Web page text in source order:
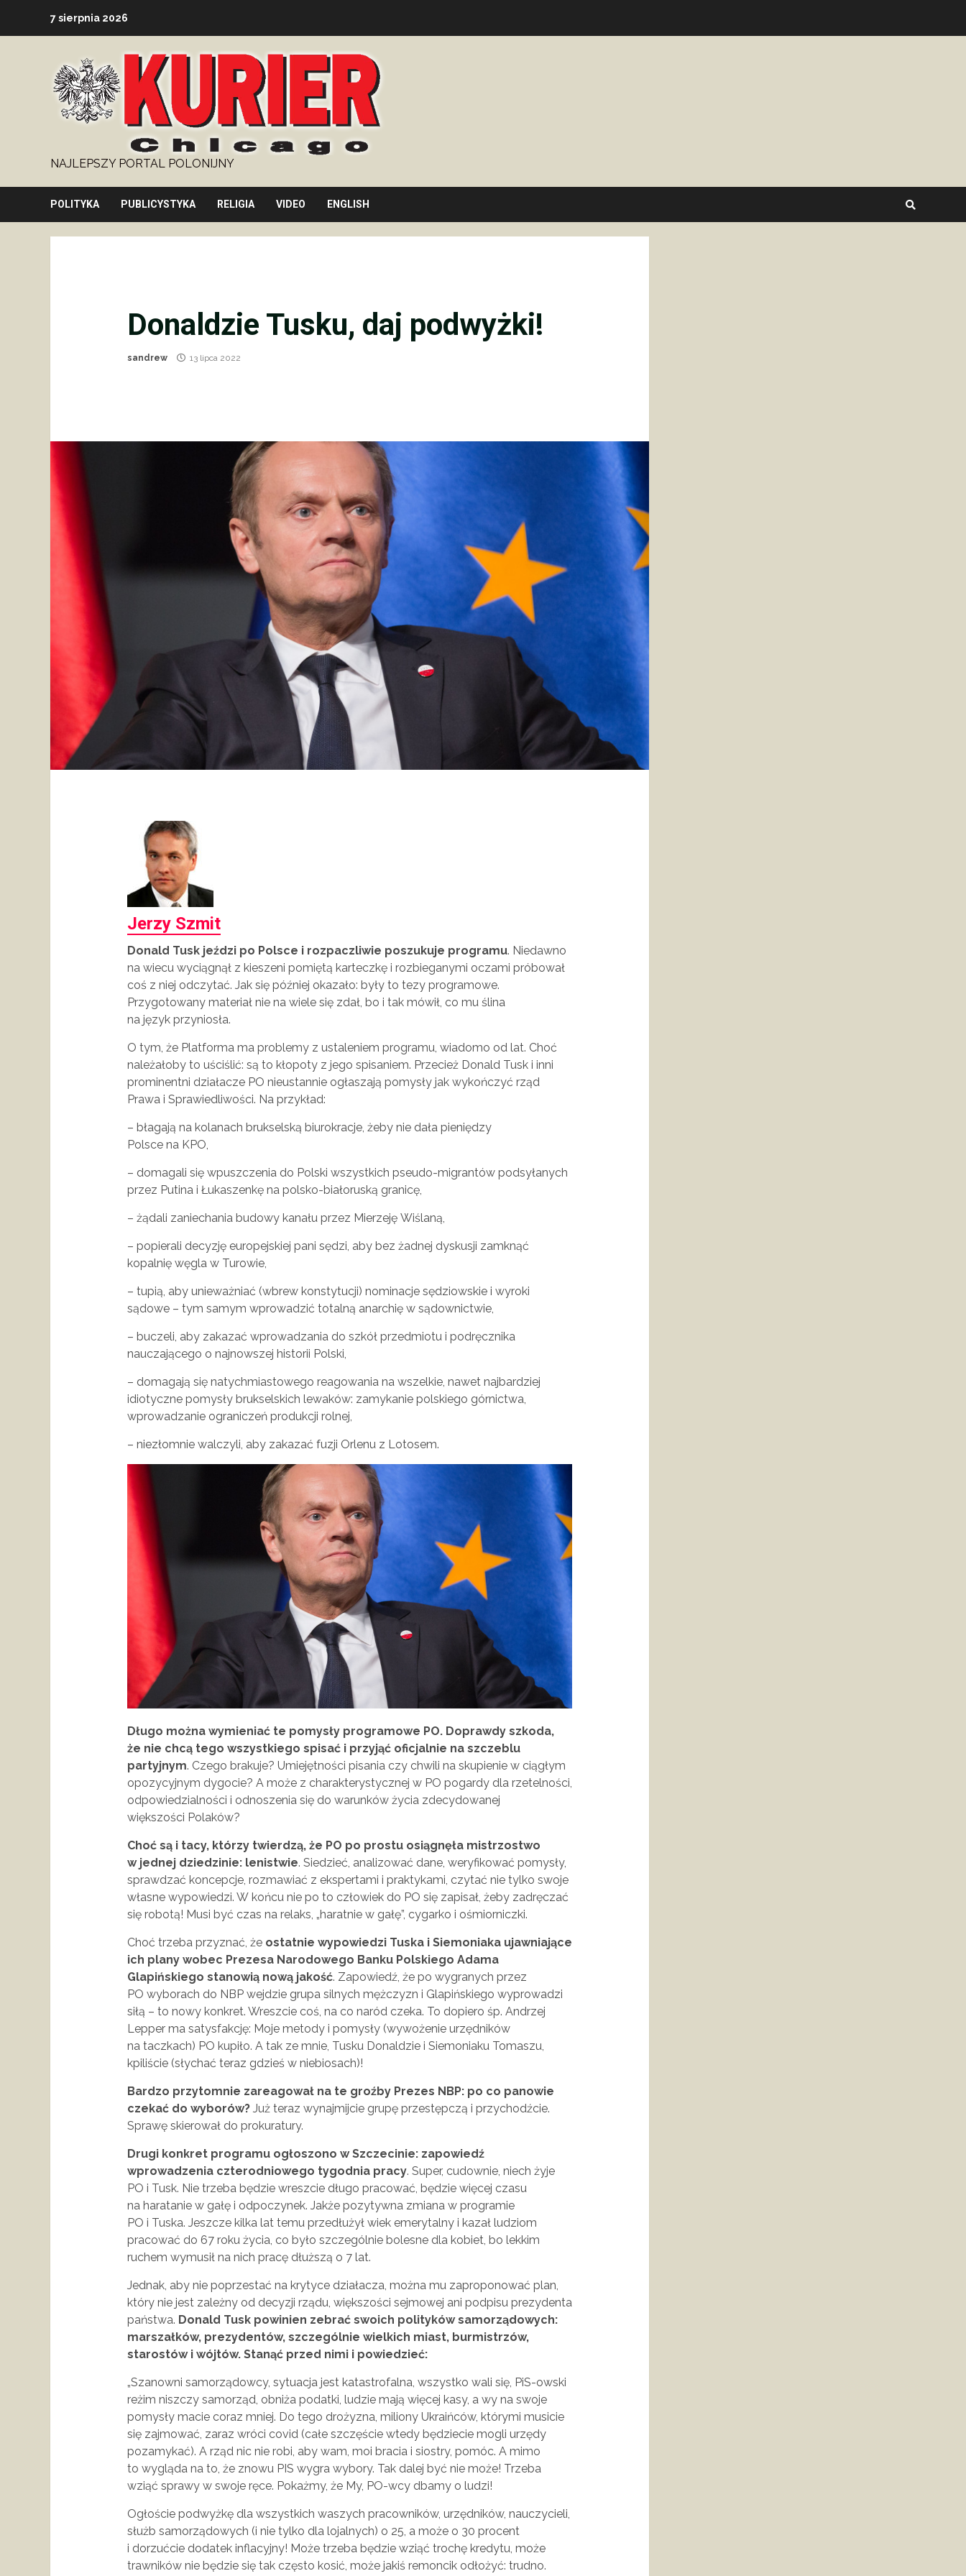
7 sierpnia 2026
NAJLEPSZY PORTAL POLONIJNY
POLITYKA PUBLICYSTYKA RELIGIA VIDEO ENGLISH
Donaldzie Tusku, daj podwyżki!
sandrew 13 lipca 2022
Jerzy Szmit
Donald Tusk jeździ po Polsce i rozpaczliwie poszukuje programu. Niedawno
na wiecu wyciągnął z kieszeni pomiętą karteczkę i rozbieganymi oczami próbował
coś z niej odczytać. Jak się później okazało: były to tezy programowe.
Przygotowany materiał nie na wiele się zdał, bo i tak mówił, co mu ślina
na język przyniosła.
O tym, że Platforma ma problemy z ustaleniem programu, wiadomo od lat. Choć
należałoby to uściślić: są to kłopoty z jego spisaniem. Przecież Donald Tusk i inni
prominentni działacze PO nieustannie ogłaszają pomysły jak wykończyć rząd
Prawa i Sprawiedliwości. Na przykład:
– błagają na kolanach brukselską biurokracje, żeby nie dała pieniędzy
Polsce na KPO,
– domagali się wpuszczenia do Polski wszystkich pseudo-migrantów podsyłanych
przez Putina i Łukaszenkę na polsko-białoruską granicę,
– żądali zaniechania budowy kanału przez Mierzeję Wiślaną,
– popierali decyzję europejskiej pani sędzi, aby bez żadnej dyskusji zamknąć
kopalnię węgla w Turowie,
– tupią, aby unieważniać (wbrew konstytucji) nominacje sędziowskie i wyroki
sądowe – tym samym wprowadzić totalną anarchię w sądownictwie,
– buczeli, aby zakazać wprowadzania do szkół przedmiotu i podręcznika
nauczającego o najnowszej historii Polski,
– domagają się natychmiastowego reagowania na wszelkie, nawet najbardziej
idiotyczne pomysły brukselskich lewaków: zamykanie polskiego górnictwa,
wprowadzanie ograniczeń produkcji rolnej,
– niezłomnie walczyli, aby zakazać fuzji Orlenu z Lotosem.
Długo można wymieniać te pomysły programowe PO. Doprawdy szkoda,
że nie chcą tego wszystkiego spisać i przyjąć oficjalnie na szczeblu
partyjnym. Czego brakuje? Umiejętności pisania czy chwili na skupienie w ciągłym
opozycyjnym dygocie? A może z charakterystycznej w PO pogardy dla rzetelności,
odpowiedzialności i odnoszenia się do warunków życia zdecydowanej
większości Polaków?
Choć są i tacy, którzy twierdzą, że PO po prostu osiągnęła mistrzostwo
w jednej dziedzinie: lenistwie. Siedzieć, analizować dane, weryfikować pomysły,
sprawdzać koncepcje, rozmawiać z ekspertami i praktykami, czytać nie tylko swoje
własne wypowiedzi. W końcu nie po to człowiek do PO się zapisał, żeby zadręczać
się robotą! Musi być czas na relaks, „haratnie w gałę”, cygarko i ośmiorniczki.
Choć trzeba przyznać, że ostatnie wypowiedzi Tuska i Siemoniaka ujawniające
ich plany wobec Prezesa Narodowego Banku Polskiego Adama
Glapińskiego stanowią nową jakość. Zapowiedź, że po wygranych przez
PO wyborach do NBP wejdzie grupa silnych mężczyzn i Glapińskiego wyprowadzi
siłą – to nowy konkret. Wreszcie coś, na co naród czeka. To dopiero śp. Andrzej
Lepper ma satysfakcję: Moje metody i pomysły (wywożenie urzędników
na taczkach) PO kupiło. A tak ze mnie, Tusku Donaldzie i Siemoniaku Tomaszu,
kpiliście (słychać teraz gdzieś w niebiosach)!
Bardzo przytomnie zareagował na te groźby Prezes NBP: po co panowie
czekać do wyborów?Już teraz wynajmijcie grupę przestępczą i przychodźcie.
Sprawę skierował do prokuratury.
Drugi konkret programu ogłoszono w Szczecinie: zapowiedź
wprowadzenia czterodniowego tygodnia pracy. Super, cudownie, niech żyje
PO i Tusk. Nie trzeba będzie wreszcie długo pracować, będzie więcej czasu
na haratanie w gałę i odpoczynek. Jakże pozytywna zmiana w programie
PO i Tuska. Jeszcze kilka lat temu przedłużył wiek emerytalny i kazał ludziom
pracować do 67 roku życia, co było szczególnie bolesne dla kobiet, bo lekkim
ruchem wymusił na nich pracę dłuższą o 7 lat.
Jednak, aby nie poprzestać na krytyce działacza, można mu zaproponować plan,
który nie jest zależny od decyzji rządu, większości sejmowej ani podpisu prezydenta
państwa. Donald Tusk powinien zebrać swoich polityków samorządowych:
marszałków, prezydentów, szczególnie wielkich miast, burmistrzów,
starostów i wójtów. Stanąć przed nimi i powiedzieć:
„Szanowni samorządowcy, sytuacja jest katastrofalna, wszystko wali się, PiS-owski
reżim niszczy samorząd, obniża podatki, ludzie mają więcej kasy, a wy na swoje
pomysły macie coraz mniej. Do tego drożyzna, miliony Ukraińców, którymi musicie
się zajmować, zaraz wróci covid (całe szczęście wtedy będziecie mogli urzędy
pozamykać). A rząd nic nie robi, aby wam, moi bracia i siostry, pomóc. A mimo
to wygląda na to, że znowu PIS wygra wybory. Tak dalej być nie może! Trzeba
wziąć sprawy w swoje ręce. Pokażmy, że My, PO-wcy dbamy o ludzi!
Ogłoście podwyżkę dla wszystkich waszych pracowników, urzędników, nauczycieli,
służb samorządowych (i nie tylko dla lojalnych) o 25, a może o 30 procent
i dorzućcie dodatek inflacyjny! Może trzeba będzie wziąć trochę kredytu, może
trawników nie będzie się tak często kosić, może jakiś remoncik odłożyć: trudno.